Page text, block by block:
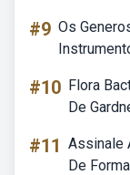
#9 Os
#10 Flora
De
#11 Assinale
De